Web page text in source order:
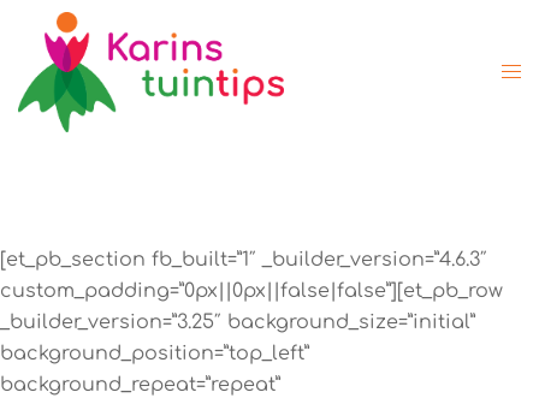
[et_pb_section fb_built=”1″ _builder_version=”4.6.3″
custom_padding=”0px||0px||false|false”][et_pb_row
_builder_version=”3.25″ background_size=”initial”
background_position=”top_left”
background_repeat=”repeat”